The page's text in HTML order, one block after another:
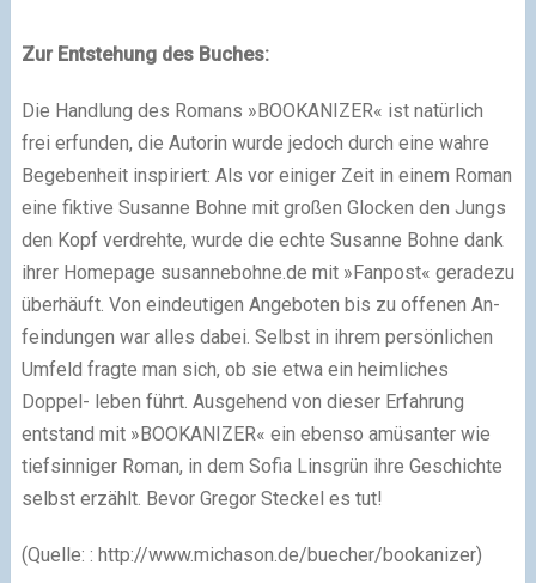
Zur Entstehung des Buches:
Die Handlung des Romans »BOOKANIZER« ist natürlich
frei erfunden, die Autorin wurde jedoch durch eine wahre
Begebenheit inspiriert: Als vor einiger Zeit in einem Roman
eine fiktive Susanne Bohne mit großen Glocken den Jungs
den Kopf verdrehte, wurde die echte Susanne Bohne dank
ihrer Homepage susannebohne.de mit »Fanpost« geradezu
überhäuft. Von eindeutigen Angeboten bis zu offenen An-
feindungen war alles dabei. Selbst in ihrem persönlichen
Umfeld fragte man sich, ob sie etwa ein heimliches
Doppel- leben führt. Ausgehend von dieser Erfahrung
entstand mit »BOOKANIZER« ein ebenso amüsanter wie
tiefsinniger Roman, in dem Sofia Linsgrün ihre Geschichte
selbst erzählt. Bevor Gregor Steckel es tut!
(Quelle: : http://www.michason.de/buecher/bookanizer)